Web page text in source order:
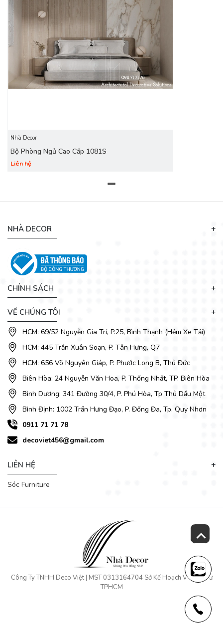
Với mức giá hợp lý nhưng vẫn đầy đủ các tiện ích trong
phòng ngủ chắc chắn sẽ là mẫu thiết kế mà bạn luôn tìm
kiếm.
mang đến giấc ngủ ngon êm ái để tiếp năng lượng cho một
ngày mới thật sự hiệu quả trong mọi việc. Đầu tư một chiếc
giường ngủ cao cấp, hợp phong thủy cũng chính là đầu tư
chất lượng cuộc sống cho chính mình và cho cả gia đình bạn.
Tủ quần áo gỗ công nghiệp có khá nhiều ưu điểm phù hợp
với những gia đình thích có thiết kế theo phong cách đơn
giản, hiện đại .
Nhà Decor
Bộ Phòng Ngủ Cao Cấp 1081S
Liên hệ
NHÀ DECOR
CHÍNH SÁCH
VỀ CHÚNG TÔI
HCM: 69/52 Nguyễn Gia Trí, P.25, Bình Thạnh (Hẻm Xe Tải)
HCM: 445 Trần Xuân Soạn, P. Tân Hưng, Q7
HCM: 656 Võ Nguyên Giáp, P. Phước Long B, Thủ Đức
Biên Hòa: 24 Nguyễn Văn Hoa, P. Thống Nhất, TP. Biên Hòa
Bình Dương: 341 Đường 30/4, P. Phú Hòa, Tp Thủ Dầu Một
Bình Định: 1002 Trần Hưng Đạo, P. Đống Đa, Tp. Quy Nhơn
0911 71 71 78
decoviet456@gmail.com
LIÊN HỆ
Sóc Furniture
Công Ty TNHH Deco Việt | MST 0313164704 Sở Kế Hoạch Và Đầu Tư
TPHCM